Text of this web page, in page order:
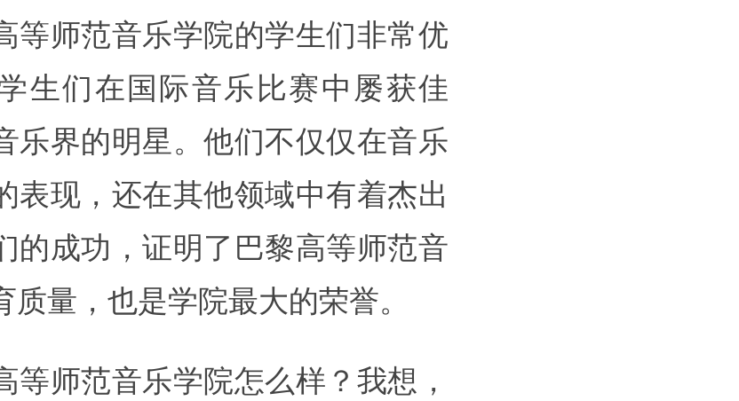
等师范音乐学院的学生们非常优
生们在国际音乐比赛中屡获佳
乐界的明星。他们不仅仅在音乐
表现，还在其他领域中有着杰出
的成功，证明了巴黎高等师范音
量，也是学院最大的荣誉。
等师范音乐学院怎么样？我想，